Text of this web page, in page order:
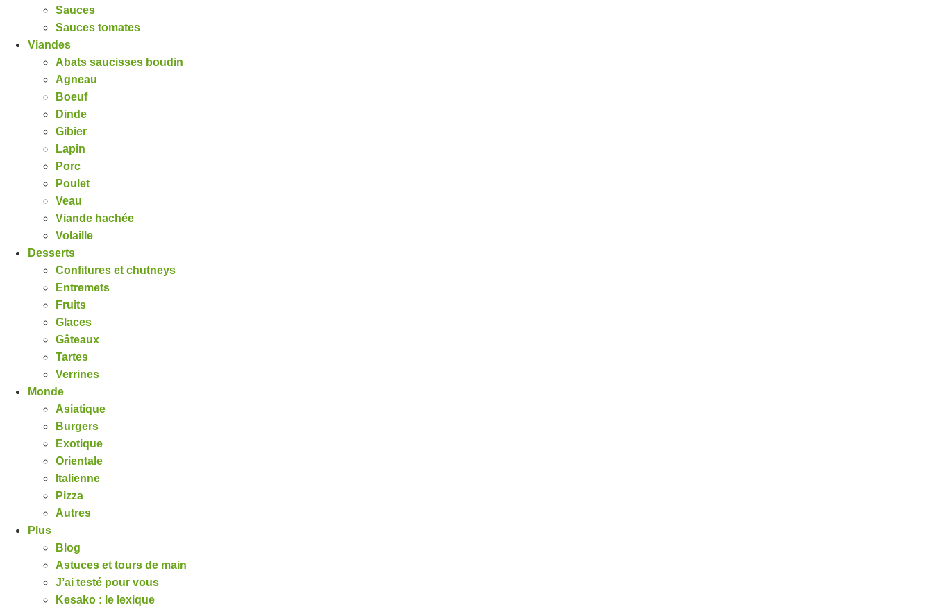
Sauces
Sauces tomates
Viandes
Abats saucisses boudin
Agneau
Boeuf
Dinde
Gibier
Lapin
Porc
Poulet
Veau
Viande hachée
Volaille
Desserts
Confitures et chutneys
Entremets
Fruits
Glaces
Gâteaux
Tartes
Verrines
Monde
Asiatique
Burgers
Exotique
Orientale
Italienne
Pizza
Autres
Plus
Blog
Astuces et tours de main
J’ai testé pour vous
Kesako : le lexique